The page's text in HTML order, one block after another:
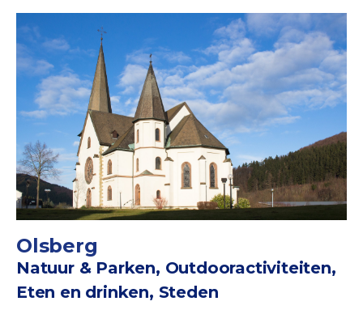
Olsberg
Natuur & Parken, Outdooractiviteiten,
Eten en drinken, Steden